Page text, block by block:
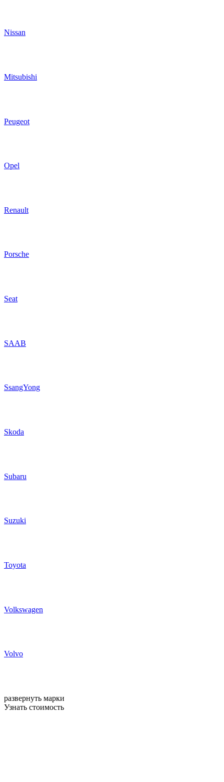
Nissan
Mitsubishi
Peugeot
Opel
Renault
Porsche
Seat
SAAB
SsangYong
Skoda
Subaru
Suzuki
Toyota
Volkswagen
Volvo
развернуть марки
Узнать стоимость